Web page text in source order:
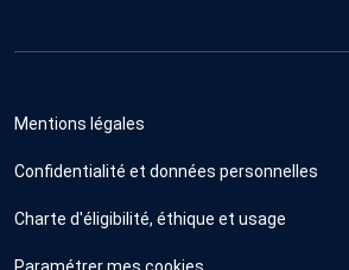
Mentions légales
Confidentialité et données personnelles
Charte d'éligibilité, éthique et usage